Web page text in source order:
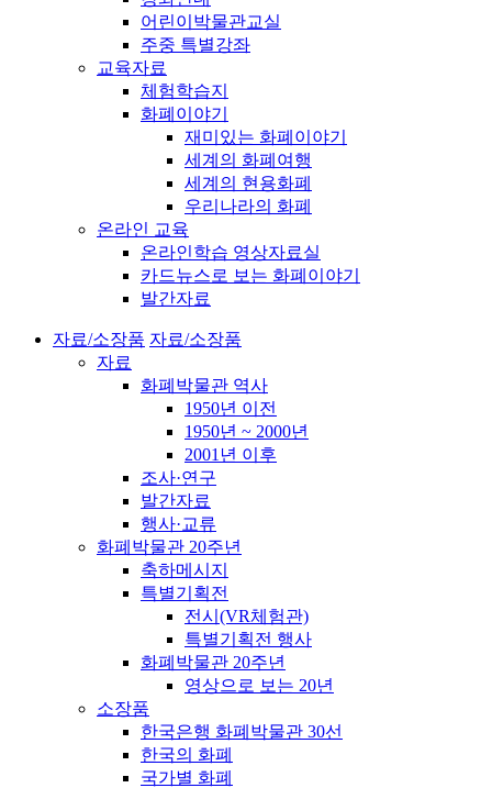
어린이박물관교실
주중 특별강좌
교육자료
체험학습지
화폐이야기
재미있는 화폐이야기
세계의 화폐여행
세계의 현용화폐
우리나라의 화폐
온라인 교육
온라인학습 영상자료실
카드뉴스로 보는 화폐이야기
발간자료
자료/소장품 자료/소장품
자료
화폐박물관 역사
1950년 이전
1950년 ~ 2000년
2001년 이후
조사·연구
발간자료
행사·교류
화폐박물관 20주년
축하메시지
특별기획전
전시(VR체험관)
특별기획전 행사
화폐박물관 20주년
영상으로 보는 20년
소장품
한국은행 화폐박물관 30선
한국의 화폐
국가별 화폐